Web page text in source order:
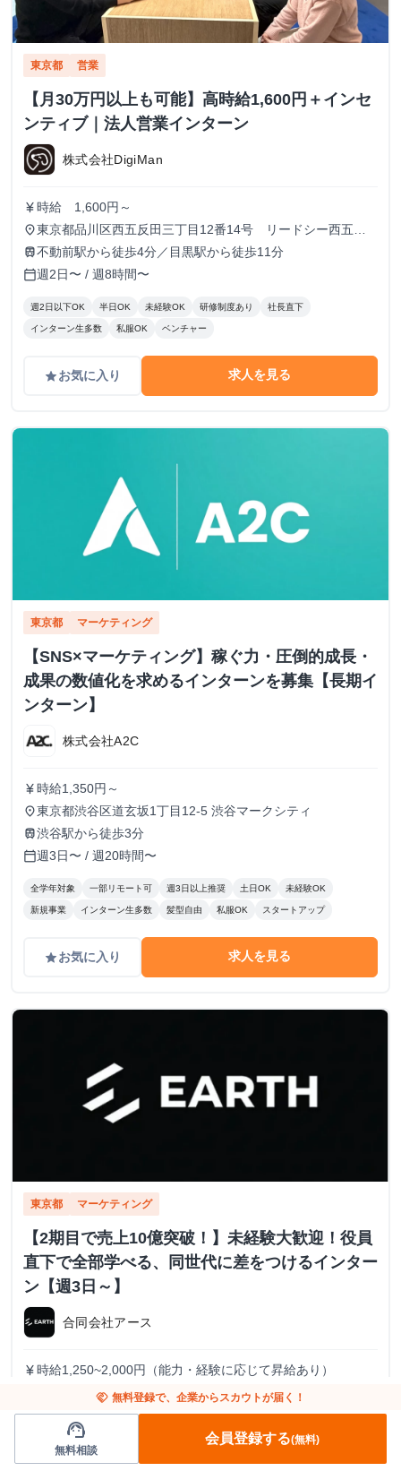
東京都 営業
【月30万円以上も可能】高時給1,600円＋インセ
ンティブ｜法人営業インターン
株式会社DigiMan
currency_yen 時給 1,600円～
place東京都品川区西五反田三丁目12番14号 リードシー西五反
田ビル7-8階（受付8階）
train不動前駅から徒歩4分／目黒駅から徒歩11分
calendar_today週2日〜 / 週8時間〜
週2日以下OK 半日OK 未経験OK 研修制度あり 社長直下
インターン生多数 私服OK ベンチャー
gradeお気に入り 求人を見る
東京都 マーケティング
【SNS×マーケティング】稼ぐ力・圧倒的成長・
成果の数値化を求めるインターンを募集【長期イ
ンターン】
株式会社A2C
currency_yen 時給1,350円～
place東京都渋谷区道玄坂1丁目12-5 渋谷マークシティ
train渋谷駅から徒歩3分
calendar_today週3日〜 / 週20時間〜
全学年対象 一部リモート可 週3日以上推奨 土日OK 未経験OK
新規事業 インターン生多数 髪型自由 私服OK スタートアップ
gradeお気に入り 求人を見る
東京都 マーケティング
【2期目で売上10億突破！】未経験大歓迎！役員
直下で全部学べる、同世代に差をつけるインター
ン【週3日～】
合同会社アース
currency_yen 時給1,250~2,000円（能力・経験に応じて昇給あり）
東京都渋谷区東2−20−13 シャトレー渋谷215
train渋谷駅
週3日〜 / 週15時間〜
handshake 無料登録で、企業からスカウトが届く！
support_agent
無料相談
会員登録する(無料)